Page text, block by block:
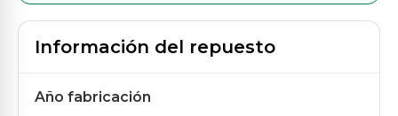
Información del repuesto
Año fabricación